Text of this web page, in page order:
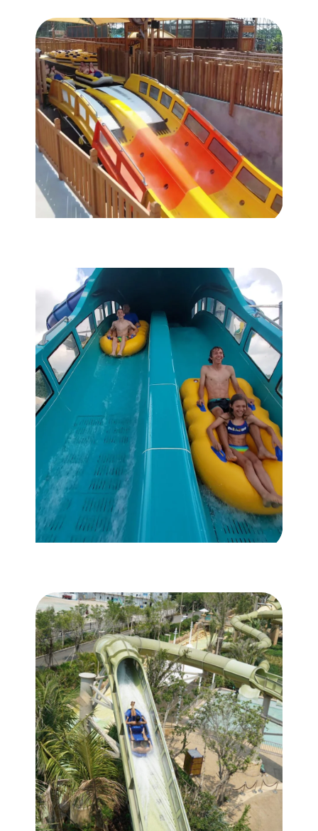
Launched Dueling RocketBLAST
Dueling RocketBLAST